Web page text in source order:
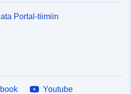
Portal-tiimiin
Youtube